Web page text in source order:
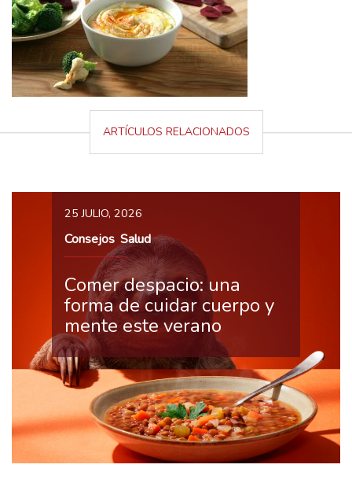
ARTÍCULOS RELACIONADOS
25 JULIO, 2026
Consejos, Salud
Comer despacio: una
forma de cuidar cuerpo y
mente este verano